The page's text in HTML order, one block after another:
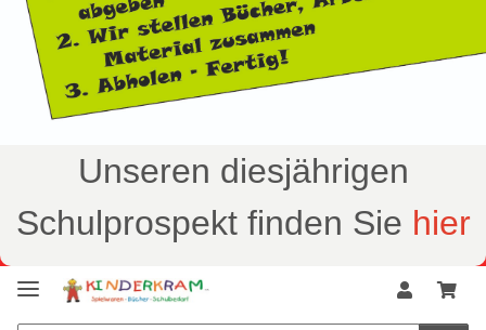
Unseren diesjährigen
Schulprospekt finden Sie hier